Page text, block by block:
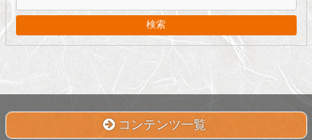
コンテンツ一覧